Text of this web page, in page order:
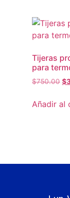
Tijeras
para
$750.00 $
Añadir al